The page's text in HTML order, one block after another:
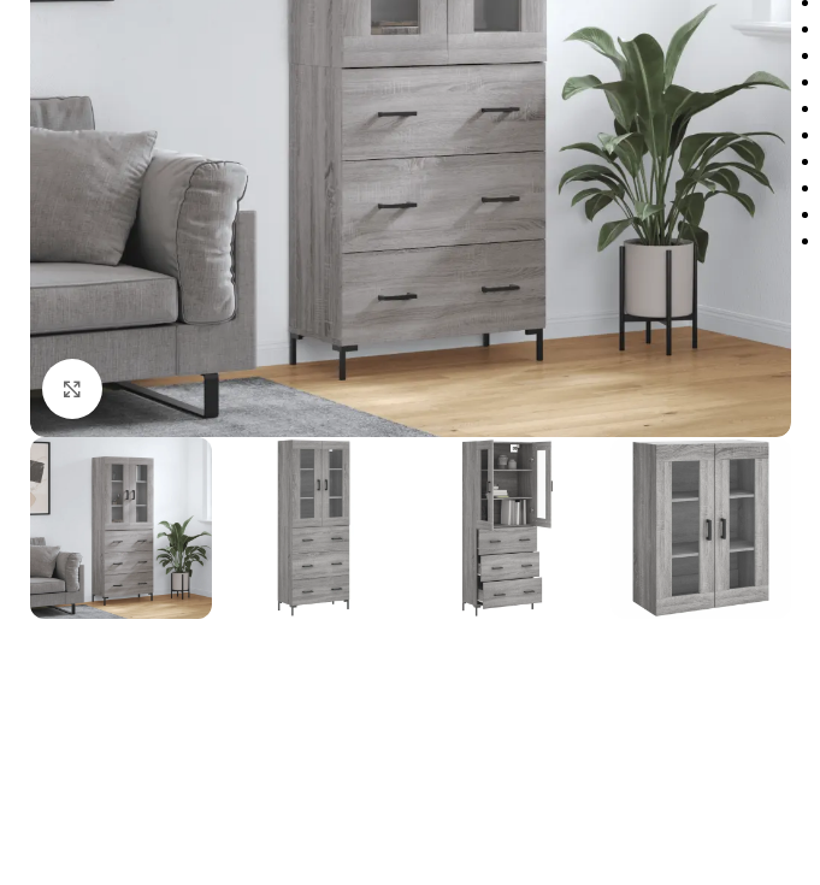
Click to enlarge